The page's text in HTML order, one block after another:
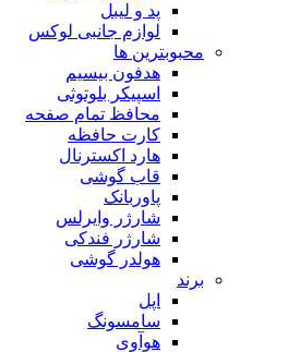
پد و لیبل
لوازم جانبی لوکس
محبوبترین ها
هدفون بیسیم
اسپیکر بلوتوثی
محافظ تمام صفحه
کارت حافظه
هارد اکسترنال
قاب گوشی
پاوربانک
شارژر وایرلس
شارژر فندکی
هولدر گوشی
برند
اپل
سامسونگ
هوآوی